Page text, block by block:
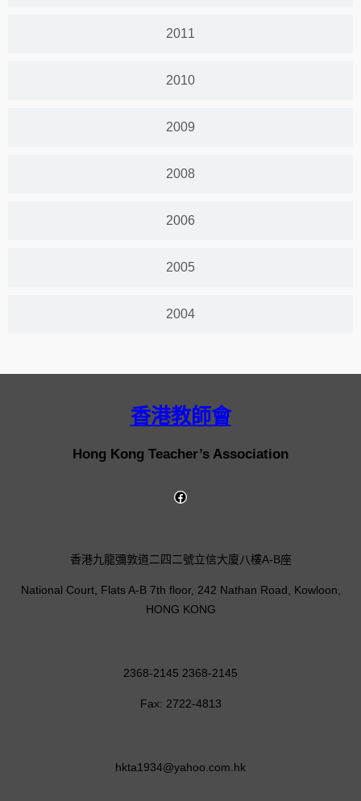
2011
2010
2009
2008
2006
2005
2004
香港教師會
Hong Kong Teacher’s Association
香港九龍彌敦道二四二號立信大廈八樓A-B座
National Court, Flats A-B 7th floor, 242 Nathan Road, Kowloon,
HONG KONG
2368-2145 2368-2145
Fax: 2722-4813
hkta1934@yahoo.com.hk